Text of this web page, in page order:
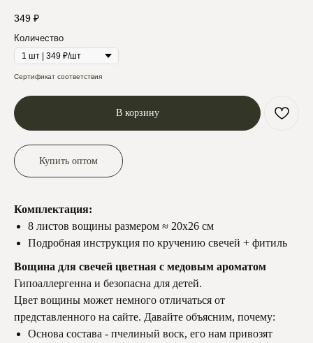
349 ₽
Количество
Сертификат соответствия
В корзину
Купить оптом
Комплектация:
8 листов вощины размером ≈ 20х26 см
Подробная инструкция по кручению свечей + фитиль
Вощина для свечей цветная с медовым ароматом
Гипоаллергенна и безопасна для детей.
Цвет вощины может немного отличаться от
представленного на сайте. Давайте объясним, почему:
Основа состава - пчелиный воск, его нам привозят